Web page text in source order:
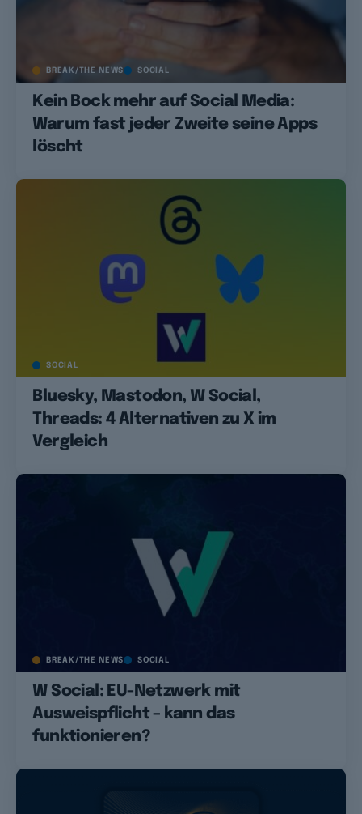
BREAK/THE NEWS SOCIAL
Kein Bock mehr auf Social Media:
Warum fast jeder Zweite seine Apps
löscht
SOCIAL
Bluesky, Mastodon, W Social,
Threads: 4 Alternativen zu X im
Vergleich
BREAK/THE NEWS SOCIAL
W Social: EU-Netzwerk mit
Ausweispflicht – kann das
funktionieren?